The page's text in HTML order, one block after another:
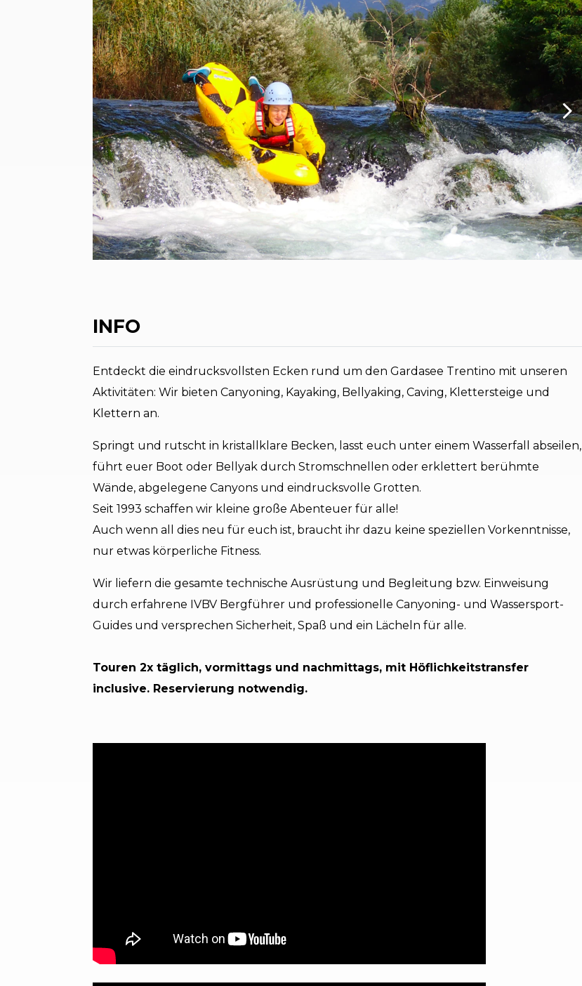
INFO
Entdeckt die eindrucksvollsten Ecken rund um den Gardasee Trentino mit unseren
Aktivitäten: Wir bieten Canyoning, Kayaking, Bellyaking, Caving, Klettersteige und
Klettern an.
Springt und rutscht in kristallklare Becken, lasst euch unter einem Wasserfall abseilen,
führt euer Boot oder Bellyak durch Stromschnellen oder erklettert berühmte
Wände, abgelegene Canyons und eindrucksvolle Grotten.
Seit 1993 schaffen wir kleine große Abenteuer für alle!
Auch wenn all dies neu für euch ist, braucht ihr dazu keine speziellen Vorkenntnisse,
nur etwas körperliche Fitness.
Wir liefern die gesamte technische Ausrüstung und Begleitung bzw. Einweisung
durch erfahrene IVBV Bergführer und professionelle Canyoning- und Wassersport-
Guides und versprechen Sicherheit, Spaß und ein Lächeln für alle.
Touren 2x täglich, vormittags und nachmittags, mit Höflichkeitstransfer
inclusive. Reservierung notwendig.